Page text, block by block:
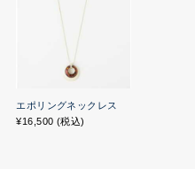
エポリングネックレス
¥16,500 (税込)